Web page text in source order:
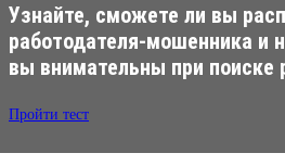
Узнайте, сможете ли вы
работодателя-мошенника и
вы внимательны при поиске
Пройти тест